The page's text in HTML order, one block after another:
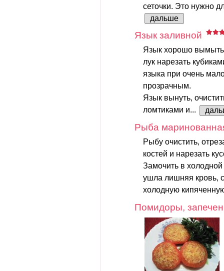
сеточки. Это нужно
дальше
Язык заливной
Язык хорошо
лук нарезать
языка при очень
прозрачным.
Язык вынуть,
ломтиками и...
Рыба
Рыбу очистить,
костей и нарезать
Замочить в
ушла лишняя кровь,
холодную
Помидоры,